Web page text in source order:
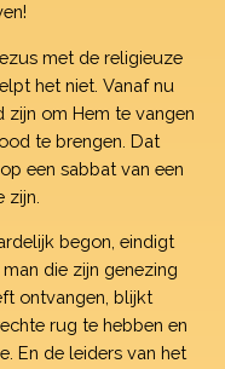
met de religieuze
het niet. Vanaf nu
zijn om Hem te vangen
te brengen. Dat
een sabbat van een
begon, eindigt
die zijn genezing
ontvangen, blijkt
rug te hebben en
En de leiders van het